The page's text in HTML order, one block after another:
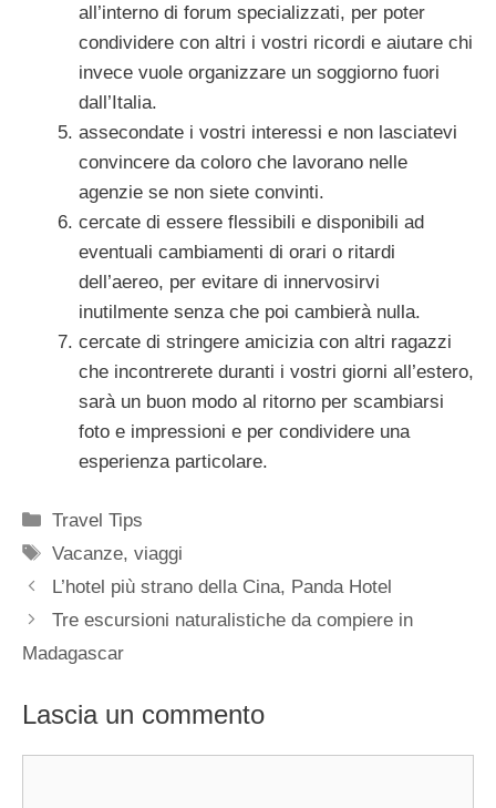
all’interno di forum specializzati, per poter
condividere con altri i vostri ricordi e aiutare chi
invece vuole organizzare un soggiorno fuori
dall’Italia.
assecondate i vostri interessi e non lasciatevi
convincere da coloro che lavorano nelle
agenzie se non siete convinti.
cercate di essere flessibili e disponibili ad
eventuali cambiamenti di orari o ritardi
dell’aereo, per evitare di innervosirvi
inutilmente senza che poi cambierà nulla.
cercate di stringere amicizia con altri ragazzi
che incontrerete duranti i vostri giorni all’estero,
sarà un buon modo al ritorno per scambiarsi
foto e impressioni e per condividere una
esperienza particolare.
Categorie
Travel Tips
Tag
Vacanze,viaggi
L’hotel più strano della Cina, Panda Hotel
Tre escursioni naturalistiche da compiere in
Madagascar
Lascia un commento